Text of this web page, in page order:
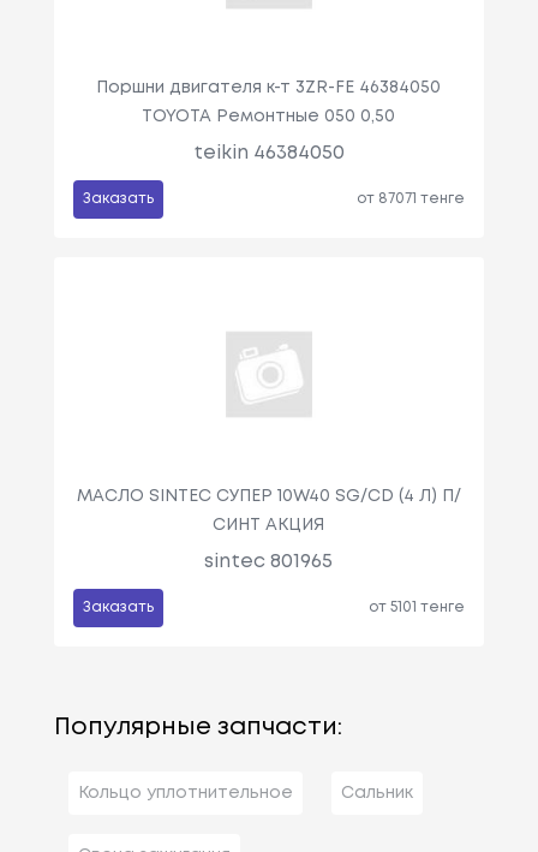
Поршни двигателя к-т 3ZR-FE 46384050
TOYOTA Ремонтные 050 0,50
teikin 46384050
Заказать от 87071 тенге
МАСЛО SINTEC СУПЕР 10W40 SG/CD (4 Л) П/
СИНТ АКЦИЯ
sintec 801965
Заказать от 5101 тенге
Популярные запчасти:
Кольцо уплотнительное Сальник